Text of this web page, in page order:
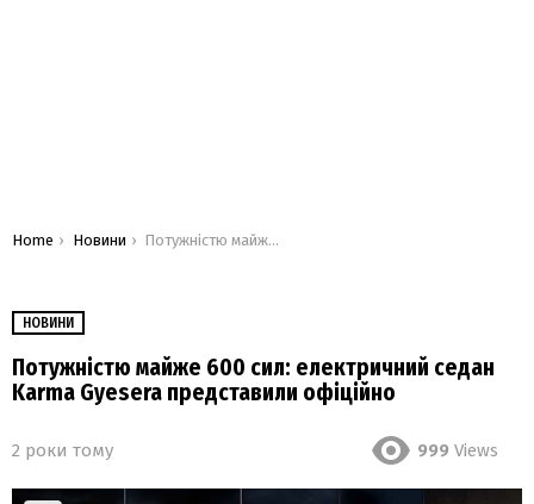
You are here:
Home Новини Потужністю майже 600 сил: електричний седан Karma Gyesera представили офіційно
НОВИНИ
Потужністю майже 600 сил: електричний седан
Karma Gyesera представили офіційно
2 роки тому 999 Views